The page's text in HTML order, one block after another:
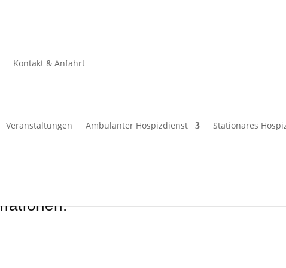
Kontakt & Anfahrt
Veranstaltungen Ambulanter Hospizdienst Stationäres